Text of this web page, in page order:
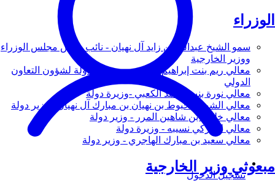
الوزراء
سمو الشيخ عبدالله بن زايد آل نهيان - نائب رئيس مجلس الوزراء
ووزير الخارجية
معالي ريم بنت إبراهيم الهاشمي - وزيرة دولة لشؤون التعاون
الدولي
معالي نورة بنت محمد الكعبي -وزيرة دولة
معالي الشيخ شخبوط بن نهيان بن مبارك آل نهيان - وزير دولة
معالي خليفة بن شاهين المرر - وزير دولة
معالي لانا زكي نسيبه - وزيرة دولة
معالي سعيد بن مبارك الهاجري - وزير دولة
مبعوثي وزير الخارجية
تسجيل الدخول